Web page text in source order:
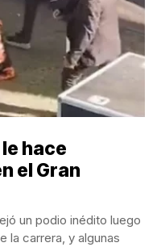
hace
el Gran
un podio inédito luego
la carrera, y algunas